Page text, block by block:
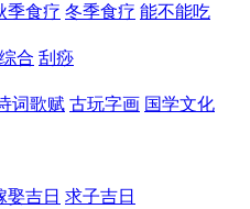
季食疗 冬季食疗 能不能吃
合 刮痧
词歌赋 古玩字画 国学文化
娶吉日 求子吉日